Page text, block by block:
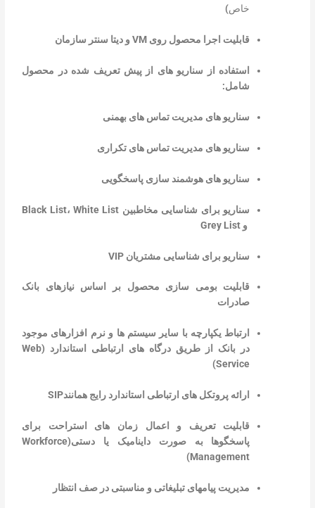
خاص)
قابلیت اجرا محصول روی VMو دیتا سنتر سازمان
استفاده از سناریو های از پیش تعریف شده در محصول
شامل:
سناریو های مدیریت تماس های بهمنی
سناریو های مدیریت تماس های تکراری
سناریو های هوشمند سازی پاسخگویی
سناریو برای شناسایی مخاطبین Black List، White List
و Grey List
سناریو برای شناسایی مشتریان VIP
قابلیت بومی سازی محصول بر اساس نیازهای بانک
صادرات
ارتباط یکپارچه با سایر سیستم ها و نرم افزارهای موجود
در بانک از طریق درگاه های ارتباطی استاندارد (Web
Service
)
ارائه پروتکل های ارتباطی استاندارد رایج همانندSIP
قابلیت تعریف و اعمال زمان های استراحت برای
پاسخگوها به صورت داینامیک یا دستی(Workforce
Management
)
مدیریت پیامهای تبلیغاتی و مناسبتی در صف انتظار